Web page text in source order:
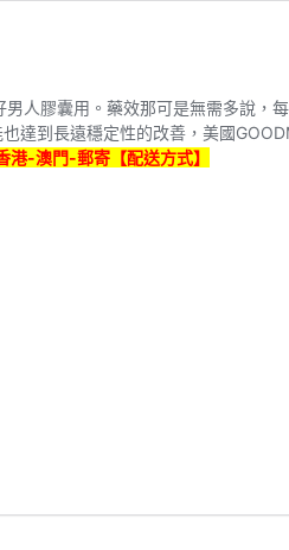
人膠囊用。藥效那可是無需多說
到長遠穩定性的改善，美國
港-澳門-郵寄【配送方式】